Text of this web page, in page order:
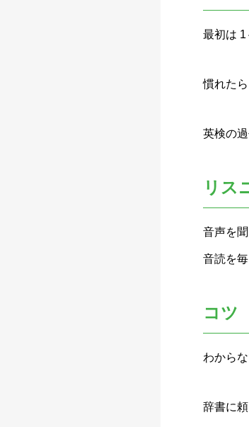
最初は 1
慣れた
英検の
リス
音声を
音読を
コツ
わから
辞書に頼